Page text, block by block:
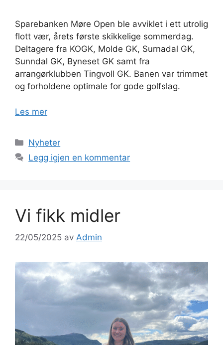
Sparebanken Møre Open ble avviklet i ett utrolig
flott vær, årets første skikkelige sommerdag.
Deltagere fra KOGK, Molde GK, Surnadal GK,
Sunndal GK, Byneset GK samt fra
arrangørklubben Tingvoll GK. Banen var trimmet
og forholdene optimale for gode golfslag.
Les mer
Kategorier
Nyheter
Legg igjen en kommentar
Vi fikk midler
22/05/2025 av Admin